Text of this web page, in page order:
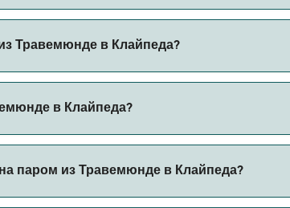
Травемюнде в Клайпеда?
в Клайпеда?
паром из Травемюнде в Клайпеда?